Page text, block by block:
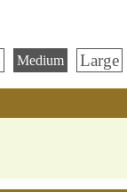
Medium Large